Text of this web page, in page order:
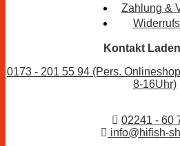
Zahlung &
Kontakt
0173 - 201 55 94 (Pers.
8-16Uhr)
02241 - 60
info@hifish-